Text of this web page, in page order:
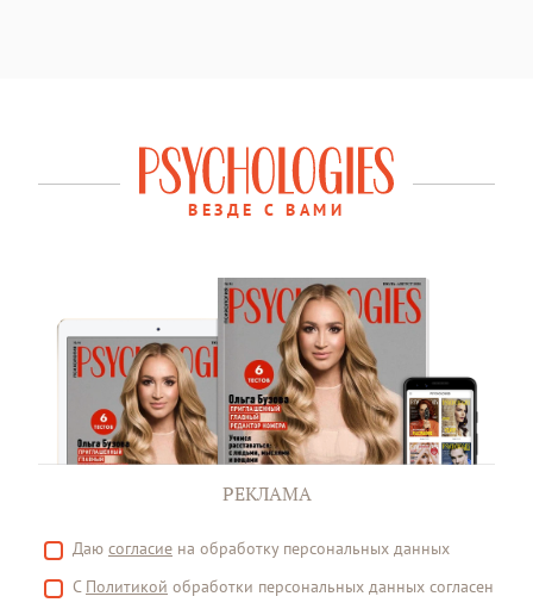
ВЕЗДЕ С ВАМИ
РЕКЛАМА
Даю согласие на обработку персональных данных
С Политикой обработки персональных данных согласен